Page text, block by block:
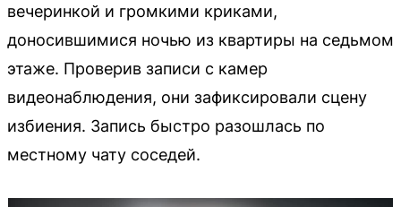
вечеринкой и громкими криками,
доносившимися ночью из квартиры на седьмом
этаже. Проверив записи с камер
видеонаблюдения, они зафиксировали сцену
избиения. Запись быстро разошлась по
местному чату соседей.